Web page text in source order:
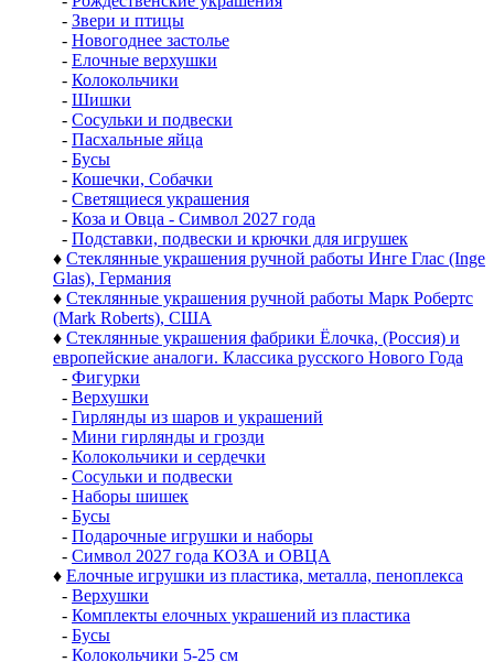
- Звери и птицы
- Новогоднее застолье
- Елочные верхушки
- Колокольчики
- Шишки
- Сосульки и подвески
- Пасхальные яйца
- Бусы
- Кошечки, Собачки
- Светящиеся украшения
- Коза и Овца - Символ 2027 года
- Подставки, подвески и крючки для игрушек
♦ Стеклянные украшения ручной работы Инге Глас (Inge
Glas), Германия
♦ Стеклянные украшения ручной работы Марк Робертс
(Mark Roberts), США
♦ Стеклянные украшения фабрики Ёлочка, (Россия) и
европейские аналоги. Классика русского Нового Года
- Фигурки
- Верхушки
- Гирлянды из шаров и украшений
- Мини гирлянды и грозди
- Колокольчики и сердечки
- Сосульки и подвески
- Наборы шишек
- Бусы
- Подарочные игрушки и наборы
- Символ 2027 года КОЗА и ОВЦА
♦ Елочные игрушки из пластика, металла, пеноплекса
- Верхушки
- Комплекты елочных украшений из пластика
- Бусы
- Колокольчики 5-25 см